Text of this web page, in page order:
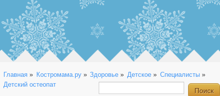
Главная » Костромама.ру» Здоровье » Детское» Специалисты»
Детский остеопат